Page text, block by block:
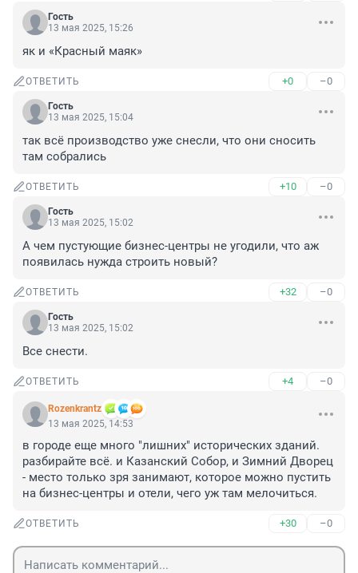
Гость
13 мая 2025, 15:26
як и «Красный маяк»
ОТВЕТИТЬ +0 –0
Гость
13 мая 2025, 15:04
так всё производство уже снесли, что они сносить
там собрались
ОТВЕТИТЬ +10 –0
Гость
13 мая 2025, 15:02
А чем пустующие бизнес-центры не угодили, что аж
появилась нужда строить новый?
ОТВЕТИТЬ +32 –0
Гость
13 мая 2025, 15:02
Все снести.
ОТВЕТИТЬ +4 –0
Rozenkrantz
13 мая 2025, 14:53
в городе еще много "лишних" исторических зданий.
разбирайте всё. и Казанский Собор, и Зимний Дворец
- место только зря занимают, которое можно пустить
на бизнес-центры и отели, чего уж там мелочиться.
ОТВЕТИТЬ +30 –0